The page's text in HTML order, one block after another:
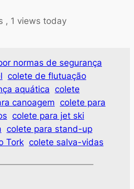
, 1 views today
normas de segurança
colete de flutuação
aquática colete
canoagem colete para
colete para jet ski
colete para stand-up
Tork colete salva-vidas